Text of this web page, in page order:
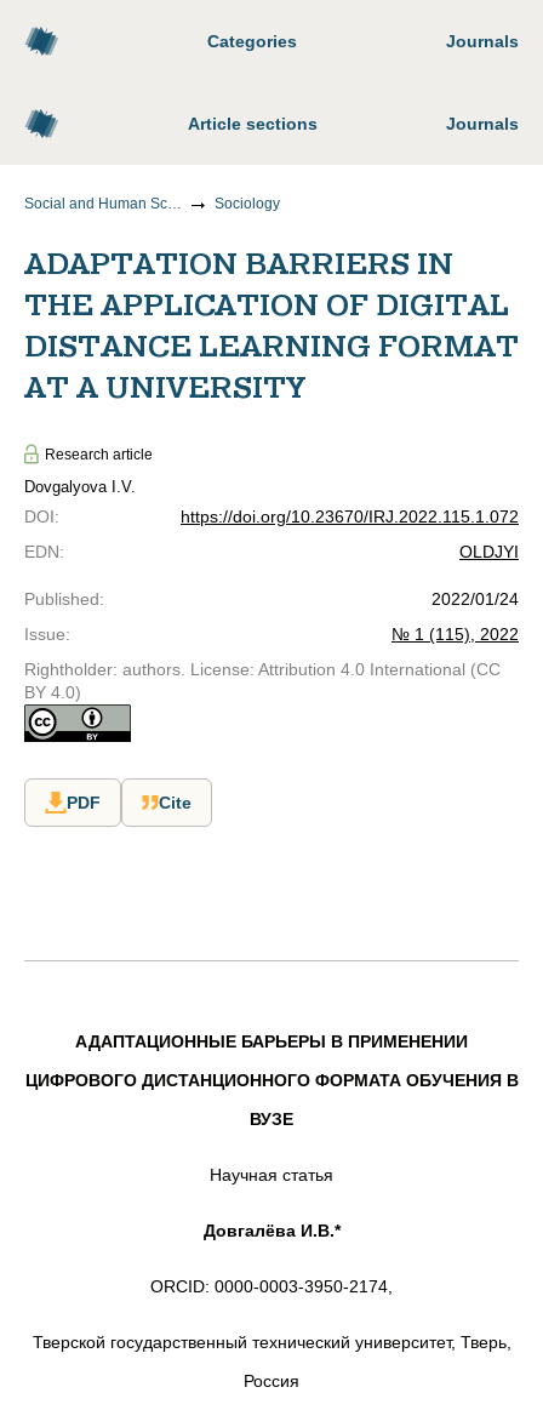
Categories Journals
Article sections Journals
Social and Human Sciences Sociology
ADAPTATION BARRIERS IN
THE APPLICATION OF DIGITAL
DISTANCE LEARNING FORMAT
AT A UNIVERSITY
Research article
Dovgalyova I.V.
DOI:
https://doi.org/10.23670/IRJ.2022.115.1.072
EDN: OLDJYI
Published:
2022/01/24
Issue:
№ 1 (115), 2022
Rightholder: authors. License: Attribution 4.0 International (CC
BY 4.0)
PDF Cite
АДАПТАЦИОННЫЕ БАРЬЕРЫ В ПРИМЕНЕНИИ
ЦИФРОВОГО ДИСТАНЦИОННОГО ФОРМАТА ОБУЧЕНИЯ В
ВУЗЕ
Научная статья
Довгалёва И.В.*
ORCID: 0000-0003-3950-2174,
Тверской государственный технический университет, Тверь,
Россия